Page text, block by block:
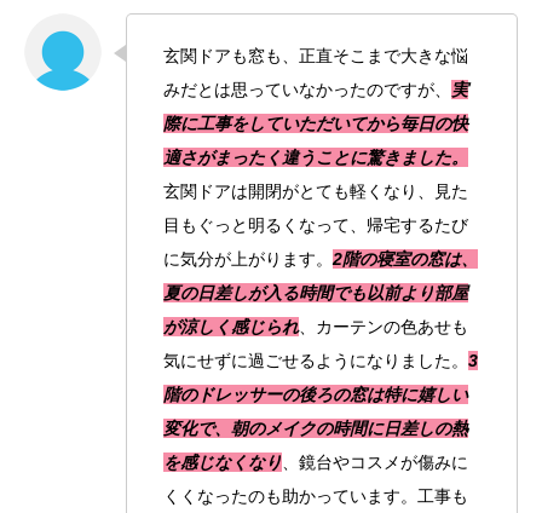
玄関ドアも窓も、正直そこまで大きな悩
みだとは思っていなかったのですが、 実
際に工事をしていただいてから毎日の快
適さがまったく違うことに驚きました。
玄関ドアは開閉がとても軽くなり、見た
目もぐっと明るくなって、帰宅するたび
に気分が上がります。 2階の寝室の窓は、
夏の日差しが入る時間でも以前より部屋
が涼しく感じられ、カーテンの色あせも
気にせずに過ごせるようになりました。 3
階のドレッサーの後ろの窓は特に嬉しい
変化で、朝のメイクの時間に日差しの熱
を感じなくなり 、鏡台やコスメが傷みに
くくなったのも助かっています。工事も